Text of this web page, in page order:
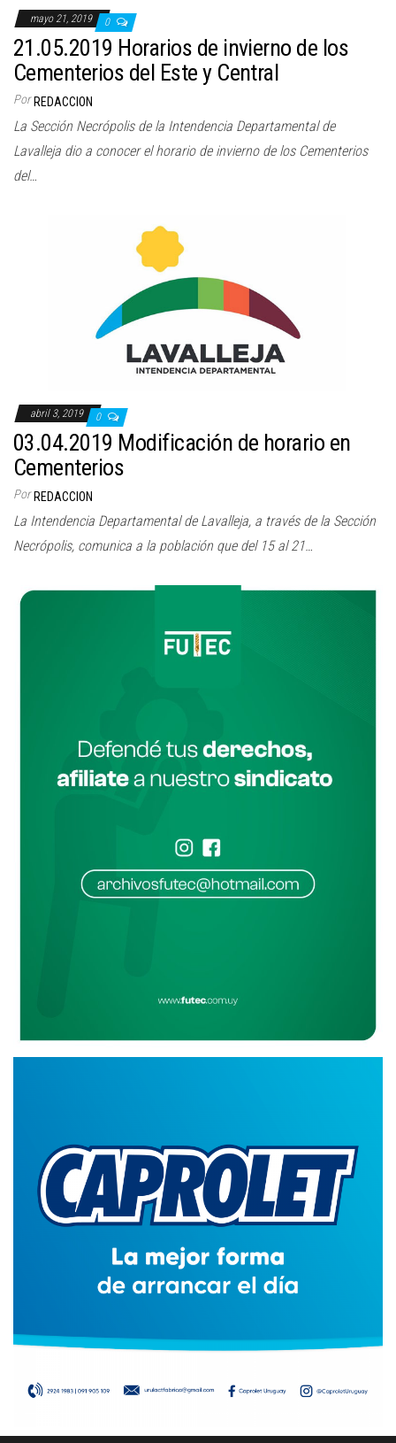
mayo 21, 2019 0
21.05.2019 Horarios de invierno de los
Cementerios del Este y Central
Por REDACCION
La Sección Necrópolis de la Intendencia Departamental de
Lavalleja dio a conocer el horario de invierno de los Cementerios
del…
abril 3, 2019 0
03.04.2019 Modificación de horario en
Cementerios
Por REDACCION
La Intendencia Departamental de Lavalleja, a través de la Sección
Necrópolis, comunica a la población que del 15 al 21…